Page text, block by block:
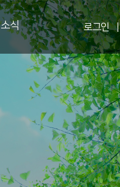
로그인 |
소식